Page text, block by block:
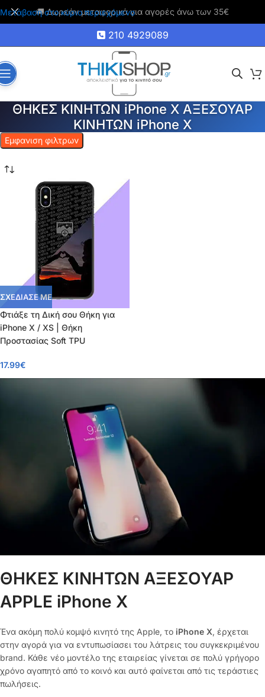
Μετάβαση στο κύριο περιεχόμενο
🚚 Δωρεάν μεταφορικά για αγορές άνω των 35€
210 4929089
ΘΗΚΕΣ ΚΙΝΗΤΩΝ iPhone X ΑΞΕΣΟΥΑΡ
ΚΙΝΗΤΩΝ iPhone X
Εμφανιση φιλτρων
ΣΧΕΔΙΑΣΕ ΜΕ
Φτιάξε τη Δική σου Θήκη για
iPhone X / XS | Θήκη
Προστασίας Soft TPU
17.99€
ΘΗΚΕΣ ΚΙΝΗΤΩΝ ΑΞΕΣΟΥΑΡ
APPLE iPhone X
Ένα ακόμη πολύ κομψό κινητό της Apple, το iPhone X, έρχεται
στην αγορά για να εντυπωσίασει του λάτρεις του συγκεκριμένου
brand. Κάθε νέο μοντέλο της εταιρείας γίνεται σε πολύ γρήγορο
χρόνο αγαπητό από το κοινό και αυτό φαίνεται από τις τεράστιες
πωλήσεις.